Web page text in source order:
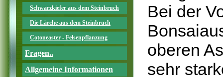
Schwarzkiefer aus dem Steinbruch
Die Lärche aus dem Steinbruch
Cotoneaster - Felsenpflanzung
Fragen..
Allgemeine Informationen
Bei der
oberen
sehr